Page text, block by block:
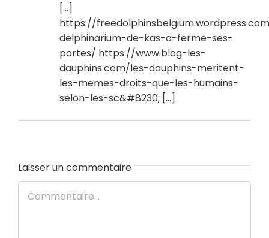
[…]
https://
delphinarium-de-kas-a-ferme-ses-
portes/ https://www.blog-les-
dauphins.com/les-dauphins-meritent-
les-memes-droits-que-les-humains-
selon-les-sc&#8230; […]
Laisser un commentaire
Commentaire